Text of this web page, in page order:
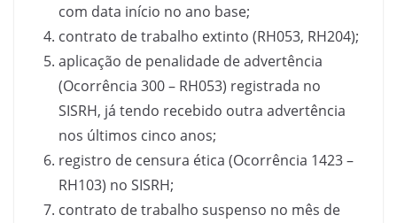
com data início no ano base;
contrato de trabalho extinto (RH053, RH204);
aplicação de penalidade de advertência
(Ocorrência 300 – RH053) registrada no
SISRH, já tendo recebido outra advertência
nos últimos cinco anos;
registro de censura ética (Ocorrência 1423 –
RH103) no SISRH;
contrato de trabalho suspenso no mês de